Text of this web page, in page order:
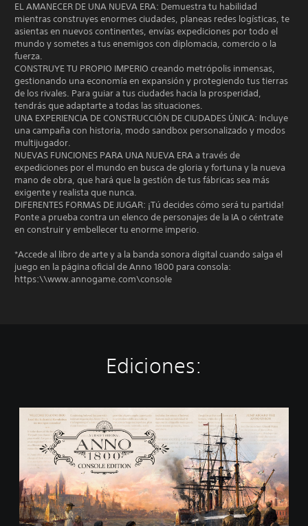
EL AMANECER DE UNA NUEVA ERA: Demuestra tu habilidad
mientras construyes enormes ciudades, planeas redes logísticas, te
asientas en nuevos continentes, envías expediciones por todo el
mundo y sometes a tus enemigos con diplomacia, comercio o la
fuerza.
CONSTRUYE TU PROPIO IMPERIO creando metrópolis inmensas,
gestionando una economía en expansión y protegiendo tus tierras
de los rivales. Para guiar a tus ciudades hacia la prosperidad,
tendrás que adaptarte a todas las situaciones.
UNA EXPERIENCIA DE CONSTRUCCIÓN DE CIUDADES ÚNICA: Incluye
una campaña con historia, modo sandbox personalizado y modos
multijugador.
NUEVAS FUNCIONES PARA UNA NUEVA ERA a través de
expediciones por el mundo en busca de gloria y fortuna y la nueva
mano de obra, que hará que la gestión de tus fábricas sea más
exigente y realista que nunca.
DIFERENTES FORMAS DE JUGAR: ¡Tú decides cómo será tu partida!
Ponte a prueba contra un elenco de personajes de la IA o céntrate
en construir y embellecer tu enorme imperio.
*Accede al libro de arte y a la banda sonora digital cuando salga el
juego en la página oficial de Anno 1800 para consola:
https:\\www.annogame.com\console
Ediciones:
a
r
d
E